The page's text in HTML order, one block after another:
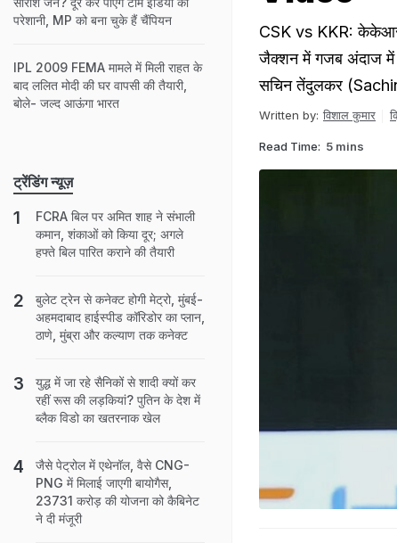
CSK vs KKR:
जैक्शन में गजब अंदाज में
सचिन तेंदुलकर
Written by: विशाल कुमार
Read Time: 5 mins
परेशानी, MP को बना चुके हैं चैंपियन
IPL 2009 FEMA मामले में मिली राहत के
बाद ललित मोदी की घर वापसी की तैयारी,
बोले- जल्द आऊंगा भारत
ट्रेंडिंग न्यूज़
FCRA बिल पर अमित शाह ने संभाली
कमान, शंकाओं को किया दूर; अगले
हफ्ते बिल पारित कराने की तैयारी
बुलेट ट्रेन से कनेक्ट होगी मेट्रो, मुंबई-
अहमदाबाद हाईस्पीड कॉरिडोर का प्लान,
ठाणे, मुंब्रा और कल्याण तक कनेक्ट
युद्ध में जा रहे सैनिकों से शादी क्यों कर
रहीं रूस की लड़कियां? पुतिन के देश में
ब्लैक विडो का खतरनाक खेल
जैसे पेट्रोल में एथेनॉल, वैसे CNG-
PNG में मिलाई जाएगी बायोगैस,
23731 करोड़ की योजना को कैबिनेट
ने दी मंजूरी